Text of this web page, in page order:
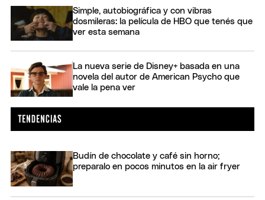
Simple, autobiográfica y con vibras
dosmileras: la película de HBO que tenés que
ver esta semana
La nueva serie de Disney+ basada en una
novela del autor de American Psycho que
vale la pena ver
Budín de chocolate y café sin horno;
preparalo en pocos minutos en la air fryer